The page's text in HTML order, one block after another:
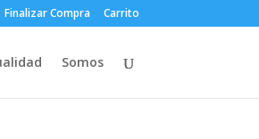
Finalizar Compra Carrito
Somos